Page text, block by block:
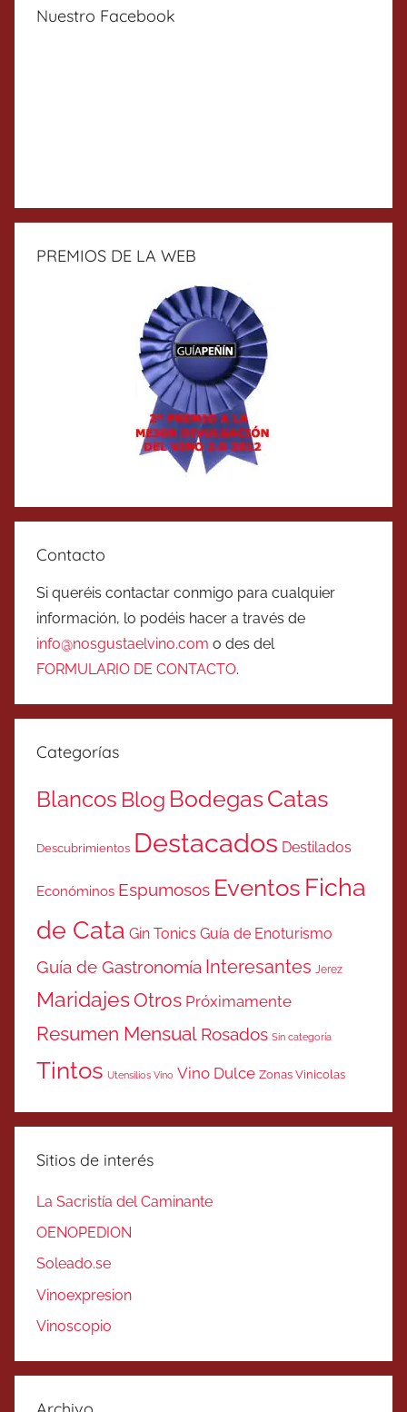
Nuestro Facebook
PREMIOS DE LA WEB
Contacto
Si queréis contactar conmigo para cualquier
información, lo podéis hacer a través de
info@nosgustaelvino.com o des del
FORMULARIO DE CONTACTO.
Categorías
Blancos Blog BodegasCatas
Descubrimientos Destacados Destilados
Económinos Espumosos Eventos Ficha
de Cata Gin Tonics Guía de Enoturismo
Guía de Gastronomía Interesantes Jerez
MaridajesOtros Próximamente
Resumen Mensual Rosados Sin categoría
Tintos Utensilios Vino Vino Dulce Zonas Vinicolas
Sitios de interés
La Sacristía del Caminante
OENOPEDION
Soleado.se
Vinoexpresion
Vinoscopio